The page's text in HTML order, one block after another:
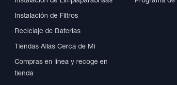
Instalación de Filtros
Reciclaje de Baterías
Tiendas Allas Cerca de Mi
Compras en línea y recoge en
tienda